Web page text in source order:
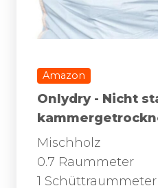
Amazon
Onlydry - Nicht
Mischholz
0.7 Raummeter
1 Schüttraummeter